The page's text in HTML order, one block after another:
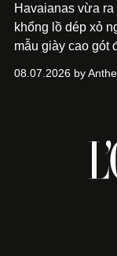
Havaianas vừa
khổng lồ dép xỏ
mẫu giày cao gót
08.07.2026 by